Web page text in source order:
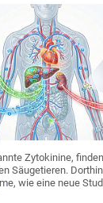
Zytokinine,
Säugetieren.
wie eine neue